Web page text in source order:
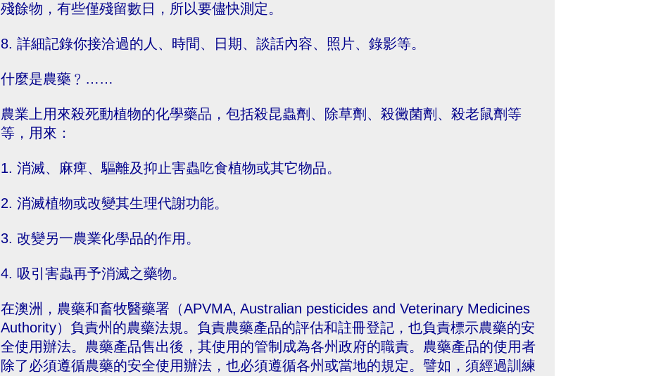
殘餘物，有些僅殘留數日，所以要儘快測定。
8. 詳細記錄你接洽過的人、時間、日期、談話內容、照片、錄影等。
什麼是農藥﹖……
農業上用來殺死動植物的化學藥品，包括殺昆蟲劑、除草劑、殺黴菌劑、殺老鼠劑等
等，用來：
1. 消滅、麻痺、驅離及抑止害蟲吃食植物或其它物品。
2. 消滅植物或改變其生理代謝功能。
3. 改變另一農業化學品的作用。
4. 吸引害蟲再予消滅之藥物。
在澳洲，農藥和畜牧醫藥署（APVMA, Australian pesticides and Veterinary Medicines
Authority）負責州的農藥法規。負責農藥產品的評估和註冊登記，也負責標示農藥的安
全使用辦法。農藥產品售出後，其使用的管制成為各州政府的職責。農藥產品的使用者
除了必須遵循農藥的安全使用辦法，也必須遵循各州或當地的規定。譬如，須經過訓練